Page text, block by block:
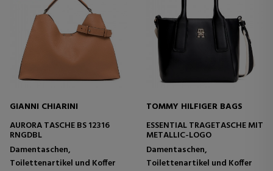
GIANNI CHIARINI
AURORA TASCHE BS 12316
RNGDBL
Damentaschen,
Toilettenartikel und Koffer
TOMMY HILFIGER BAGS
ESSENTIAL TRAGETASCHE MIT
METALLIC-LOGO
Damentaschen,
Toilettenartikel und Koffer